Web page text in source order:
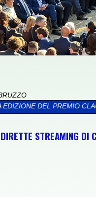
VERZELLA A FRANCAVILLA
STREAMING DI